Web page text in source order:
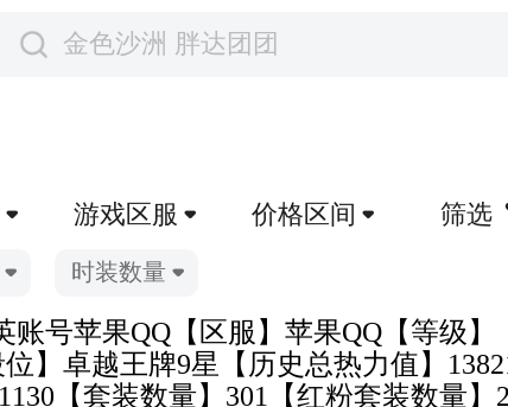
金色沙洲 胖达团团
游戏区服 价格区间 筛选
时装数量